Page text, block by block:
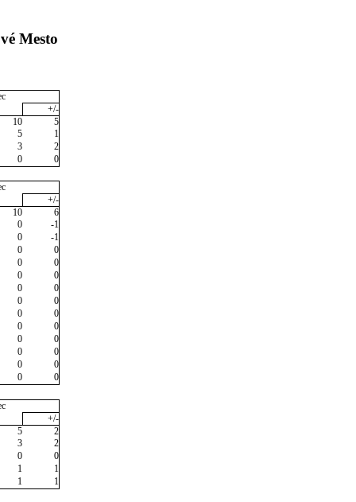
Mesto
+/-
10
5
5
1
3
2
0
0
+/-
10
6
0
-1
0
-1
0
0
0
0
0
0
0
0
0
0
0
0
0
0
0
0
0
0
0
0
0
0
+/-
5
2
3
2
0
0
1
1
1
1